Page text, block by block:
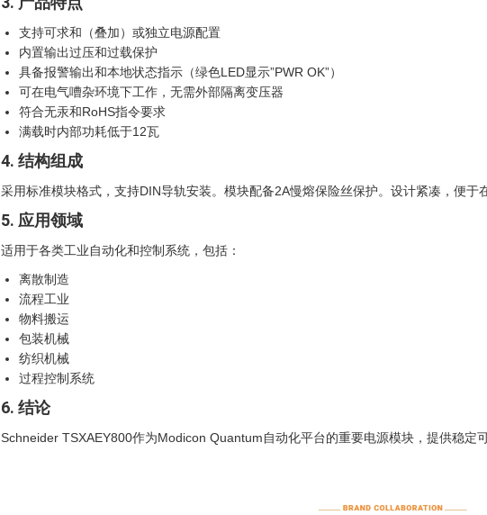
支持可求和（叠加）或独立电源配置
内置输出过压和过载保护
具备报警输出和本地状态指示（绿色LED显示”PWR OK”）
可在电气嘈杂环境下工作，无需外部隔离变压器
符合无汞和RoHS指令要求
满载时内部功耗低于12瓦
4. 结构组成
采用标准模块格式，支持DIN导轨安装。模块配备2A慢熔保险丝保护。设计紧凑，便于
5. 应用领域
适用于各类工业自动化和控制系统，包括：
离散制造
流程工业
物料搬运
包装机械
纺织机械
过程控制系统
6. 结论
Schneider TSXAEY800作为Modicon Quantum自动化平台的重要电源模块，提供稳定